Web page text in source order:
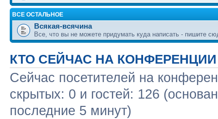
ВСЕ ОСТАЛЬНОЕ
Всякая-всячина
Все, что вы не можете придумать куда написать - пишите
КТО СЕЙЧАС НА КОНФЕРЕНЦИИ
Сейчас посетителей на
скрытых: 0 и гостей: 126
последние 5 минут)